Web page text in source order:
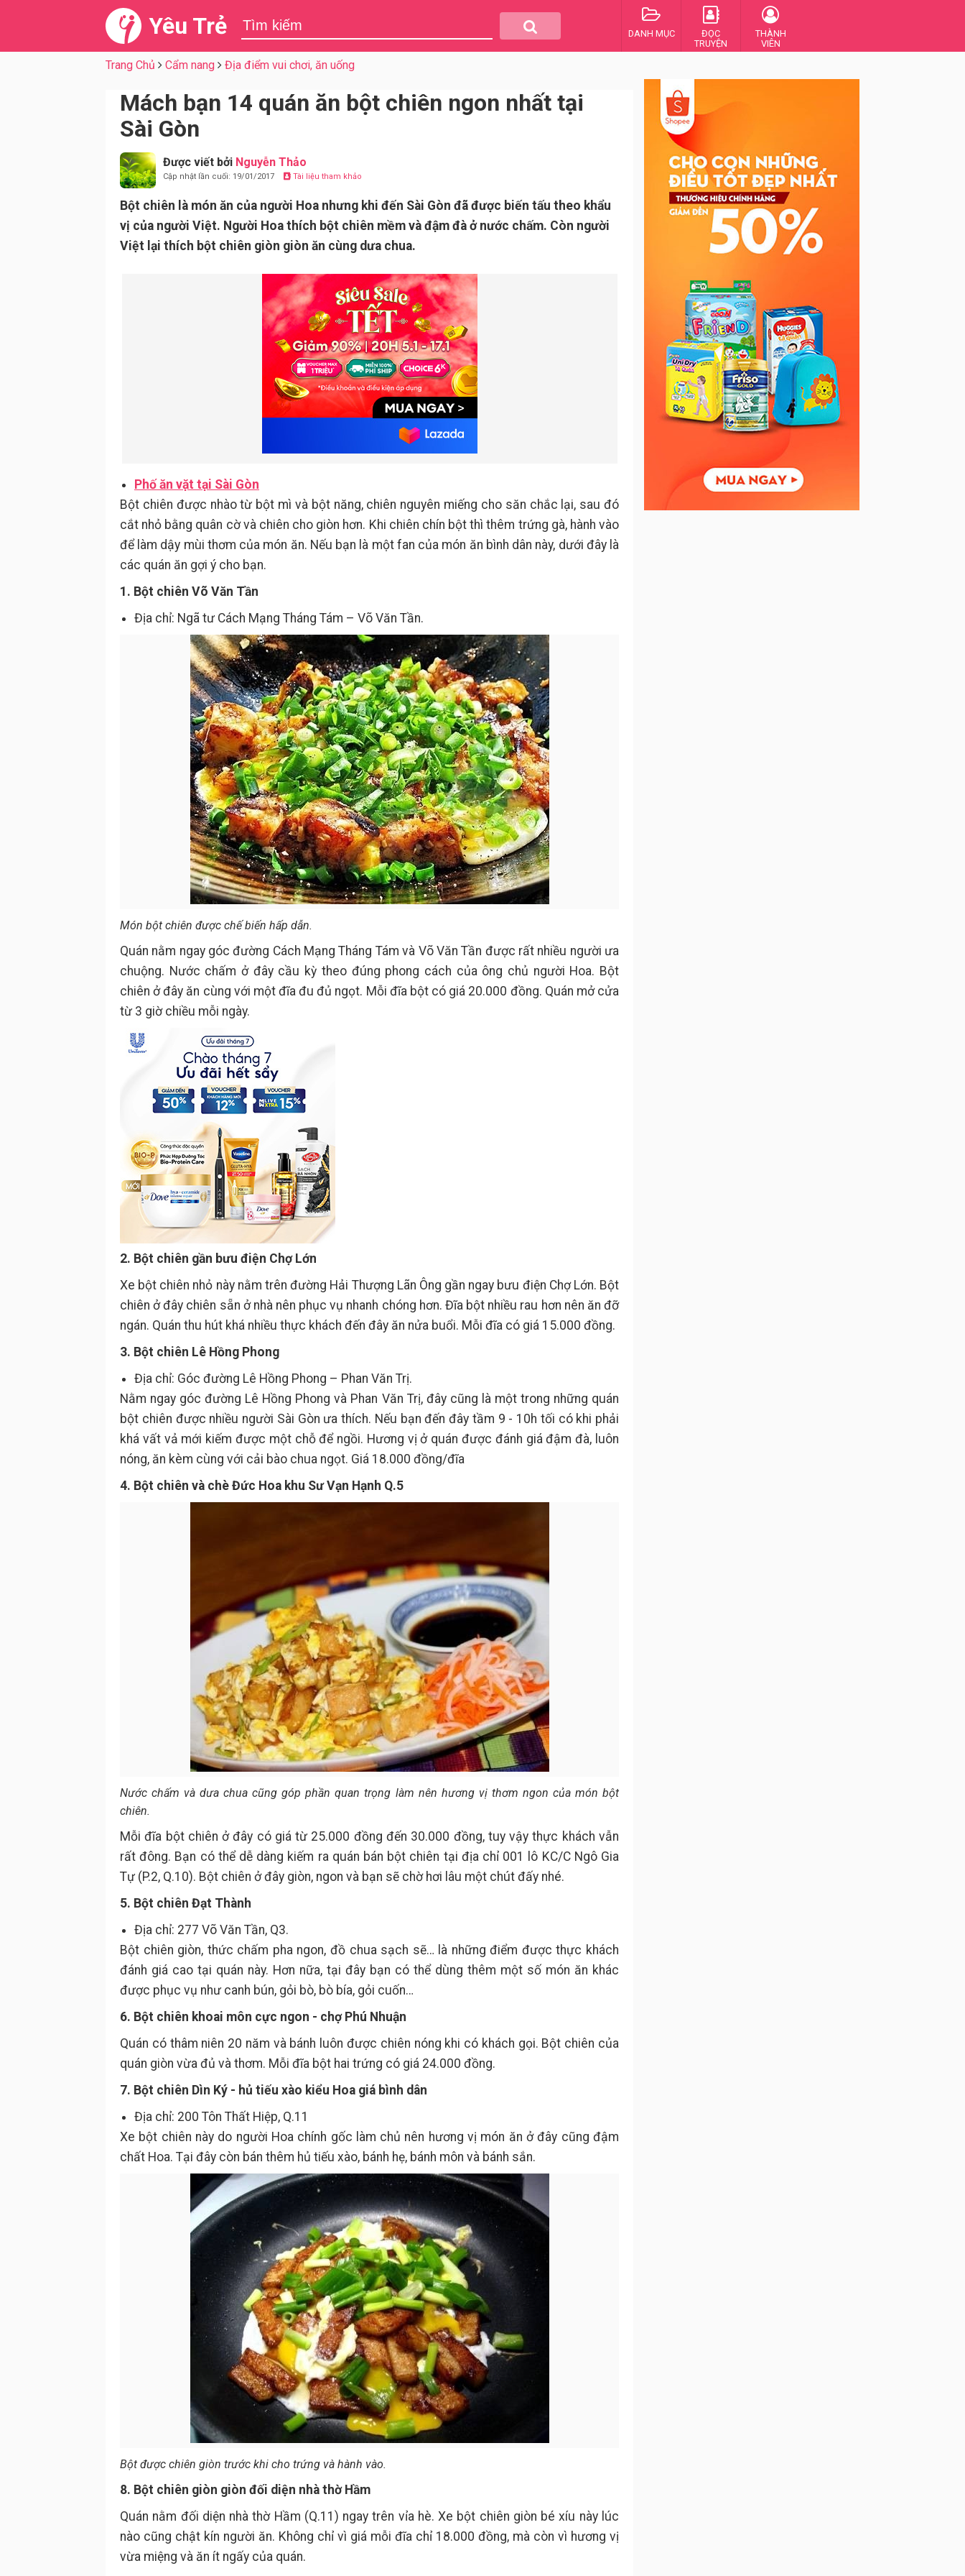
Yêu Trẻ DANH MỤC
ĐỌC
TRUYỆN
THÀNH
VIÊN
Trang Chủ Cẩm nang Địa điểm vui chơi, ăn uống
Mách bạn 14 quán ăn bột chiên ngon nhất tại
Sài Gòn
Được viết bởi Nguyễn Thảo
Cập nhật lần cuối: 19/01/2017 Tài liệu tham khảo
Bột chiên là món ăn của người Hoa nhưng khi đến Sài Gòn đã được biến tấu theo khẩu
vị của người Việt. Người Hoa thích bột chiên mềm và đậm đà ở nước chấm. Còn người
Việt lại thích bột chiên giòn giòn ăn cùng dưa chua.
Phố ăn vặt tại Sài Gòn
Bột chiên được nhào từ bột mì và bột năng, chiên nguyên miếng cho săn chắc lại, sau đó
cắt nhỏ bằng quân cờ và chiên cho giòn hơn. Khi chiên chín bột thì thêm trứng gà, hành vào
để làm dậy mùi thơm của món ăn. Nếu bạn là một fan của món ăn bình dân này, dưới đây là
các quán ăn gợi ý cho bạn.
1. Bột chiên Võ Văn Tần
Địa chỉ: Ngã tư Cách Mạng Tháng Tám – Võ Văn Tần.
Món bột chiên được chế biến hấp dẫn.
Quán nằm ngay góc đường Cách Mạng Tháng Tám và Võ Văn Tần được rất nhiều người ưa
chuộng. Nước chấm ở đây cầu kỳ theo đúng phong cách của ông chủ người Hoa. Bột
chiên ở đây ăn cùng với một đĩa đu đủ ngọt. Mỗi đĩa bột có giá 20.000 đồng. Quán mở cửa
từ 3 giờ chiều mỗi ngày.
2. Bột chiên gần bưu điện Chợ Lớn
Xe bột chiên nhỏ này nằm trên đường Hải Thượng Lãn Ông gần ngay bưu điện Chợ Lớn. Bột
chiên ở đây chiên sẵn ở nhà nên phục vụ nhanh chóng hơn. Đĩa bột nhiều rau hơn nên ăn đỡ
ngán. Quán thu hút khá nhiều thực khách đến đây ăn nửa buổi. Mỗi đĩa có giá 15.000 đồng.
3. Bột chiên Lê Hồng Phong
Địa chỉ: Góc đường Lê Hồng Phong – Phan Văn Trị.
Nằm ngay góc đường Lê Hồng Phong và Phan Văn Trị, đây cũng là một trong những quán
bột chiên được nhiều người Sài Gòn ưa thích. Nếu bạn đến đây tầm 9 - 10h tối có khi phải
khá vất vả mới kiếm được một chỗ để ngồi. Hương vị ở quán được đánh giá đậm đà, luôn
nóng, ăn kèm cùng với cải bào chua ngọt. Giá 18.000 đồng/đĩa
4. Bột chiên và chè Đức Hoa khu Sư Vạn Hạnh Q.5
Nước chấm và dưa chua cũng góp phần quan trọng làm nên hương vị thơm ngon của món bột
chiên.
Mỗi đĩa bột chiên ở đây có giá từ 25.000 đồng đến 30.000 đồng, tuy vậy thực khách vẫn
rất đông. Bạn có thể dễ dàng kiếm ra quán bán bột chiên tại địa chỉ 001 lô KC/C Ngô Gia
Tự (P.2, Q.10). Bột chiên ở đây giòn, ngon và bạn sẽ chờ hơi lâu một chút đấy nhé.
5. Bột chiên Đạt Thành
Địa chỉ: 277 Võ Văn Tần, Q3.
Bột chiên giòn, thức chấm pha ngon, đồ chua sạch sẽ… là những điểm được thực khách
đánh giá cao tại quán này. Hơn nữa, tại đây bạn có thể dùng thêm một số món ăn khác
được phục vụ như canh bún, gỏi bò, bò bía, gỏi cuốn…
6. Bột chiên khoai môn cực ngon - chợ Phú Nhuận
Quán có thâm niên 20 năm và bánh luôn được chiên nóng khi có khách gọi. Bột chiên của
quán giòn vừa đủ và thơm. Mỗi đĩa bột hai trứng có giá 24.000 đồng.
7. Bột chiên Dìn Ký - hủ tiếu xào kiểu Hoa giá bình dân
Địa chỉ: 200 Tôn Thất Hiệp, Q.11
Xe bột chiên này do người Hoa chính gốc làm chủ nên hương vị món ăn ở đây cũng đậm
chất Hoa. Tại đây còn bán thêm hủ tiếu xào, bánh hẹ, bánh môn và bánh sắn.
Bột được chiên giòn trước khi cho trứng và hành vào.
8. Bột chiên giòn giòn đối diện nhà thờ Hầm
Quán nằm đối diện nhà thờ Hầm (Q.11) ngay trên vỉa hè. Xe bột chiên giòn bé xíu này lúc
nào cũng chật kín người ăn. Không chỉ vì giá mỗi đĩa chỉ 18.000 đồng, mà còn vì hương vị
vừa miệng và ăn ít ngấy của quán.